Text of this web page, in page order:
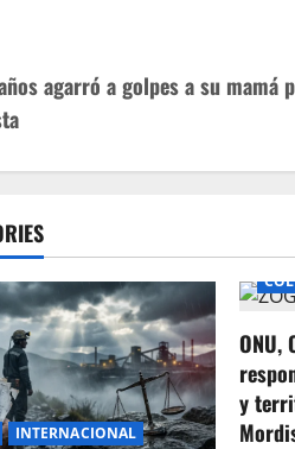
agarró a golpes a su mamá
INTERNACIONAL
ONU,
y